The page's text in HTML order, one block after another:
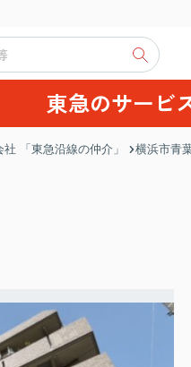
東急のサービ
「東急沿線の仲介」 横浜市青